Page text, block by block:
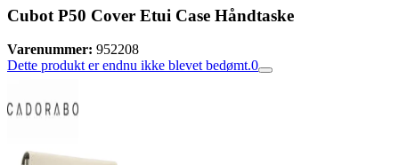
Cubot P50 Cover Etui Case Håndtaske
Varenummer: 952208
Dette produkt er endnu ikke blevet bedømt.0